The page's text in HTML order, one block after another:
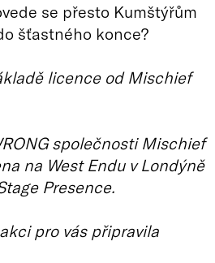
se přesto Kumštýřům
šťastného konce?
licence od Mischief
společnosti Mischief
na West Endu v Londýně
Presence.
pro vás připravila